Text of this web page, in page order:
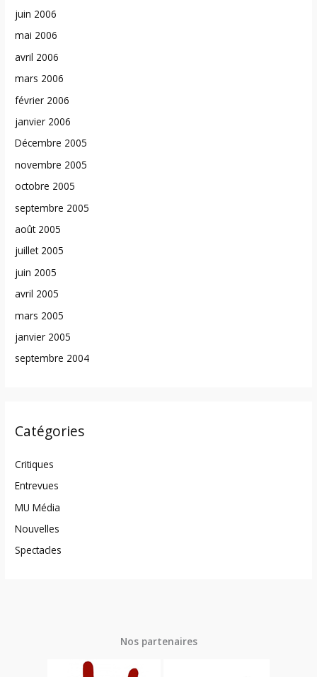
juin 2006
mai 2006
avril 2006
mars 2006
février 2006
janvier 2006
Décembre 2005
novembre 2005
octobre 2005
septembre 2005
août 2005
juillet 2005
juin 2005
avril 2005
mars 2005
janvier 2005
septembre 2004
Catégories
Critiques
Entrevues
MU Média
Nouvelles
Spectacles
Nos partenaires